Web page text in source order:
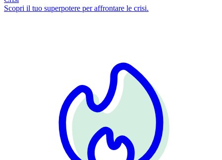
Scopri il tuo superpotere per affrontare le crisi.